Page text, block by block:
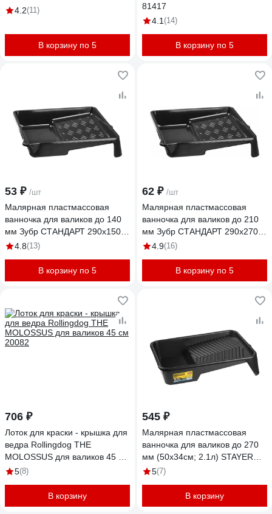
4.2(11)
В корзину по 5
81417
4.1 (14)
В корзину по 5
53 ₽ /шт
Малярная пластмассовая
ванночка для валиков до 140
мм Зубр СТАНДАРТ 290х150
мм, 0.15 л 06052-29-15
4.8(13)
В корзину по 5
62 ₽ /шт
Малярная пластмассовая
ванночка для валиков до 210
мм Зубр СТАНДАРТ 290х270
мм, 0.25 л 06052-29-27
4.9(16)
В корзину по 5
706 ₽
Лоток для краски - крышка для
ведра Rollingdog THE
MOLOSSUS для валиков 45 см
20082
5(8)
В корзину
545 ₽
Малярная пластмассовая
ванночка для валиков до 270
мм (50х34см; 2.1л) STAYER
PROFI 06051-50-34
5(7)
В корзину